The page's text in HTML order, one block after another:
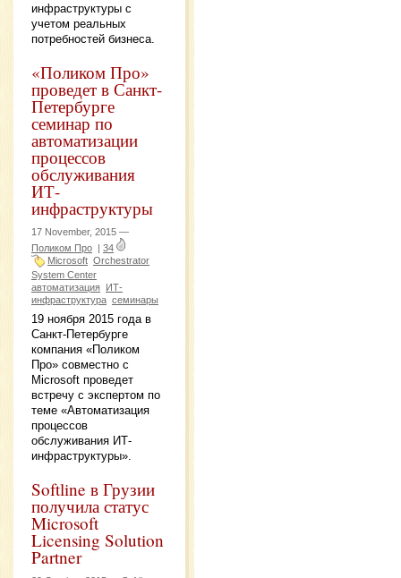
инфраструктуры с
учетом реальных
потребностей бизнеса.
«Поликом Про»
проведет в Санкт-
Петербурге
семинар по
автоматизации
процессов
обслуживания
ИТ-
инфраструктуры
17 November, 2015 —
Поликом Про | 34
Microsoft Orchestrator
System Center
автоматизация ИТ-
инфраструктура семинары
19 ноября 2015 года в
Санкт-Петербурге
компания «Поликом
Про» совместно с
Microsoft проведет
встречу с экспертом по
теме «Автоматизация
процессов
обслуживания ИТ-
инфраструктуры».
Softline в Грузии
получила статус
Microsoft
Licensing Solution
Partner